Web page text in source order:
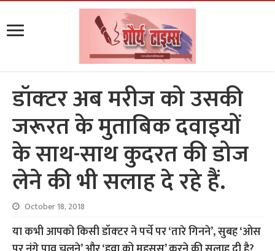
डॉक्‍टर अब मरीज को उसकी
जरूरत के मुताबिक दवाइयों
के साथ-साथ कुदरत की डोज
लेने की भी सलाह दे रहे हैं.
October 18, 2018
या कभी आपको किसी डॉक्‍टर ने पर्चे पर ‘तारे गिनने’, सुबह ‘ओस